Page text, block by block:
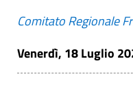
Comitato Regionale
Venerdì, 18 Luglio